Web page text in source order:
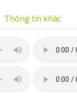
Thông tin khác